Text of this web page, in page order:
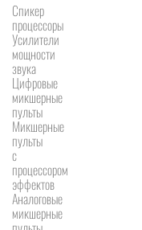
Спикер
процессоры
Усилители
мощности
звука
Цифровые
микшерные
пульты
Микшерные
пульты
с
процессором
эффектов
Аналоговые
микшерные